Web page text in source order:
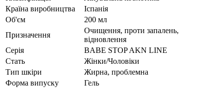
Країна виробництва
Іспанія
Об'єм
200 мл
Призначення
Очищення, проти запалень,
відновлення
Серія
BABE STOP AKN LINE
Стать
Жінки/Чоловіки
Тип шкіри
Жирна, проблемна
Форма випуску
Гель